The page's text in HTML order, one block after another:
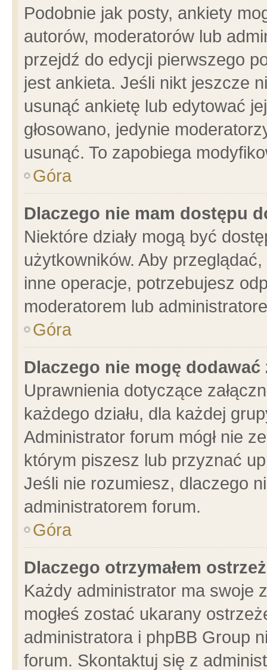
Podobnie jak posty, ankiety
autorów, moderatorów lub
przejdź do edycji pierwszego
jest ankieta. Jeśli nikt jeszcze
usunąć ankietę lub edytować
głosowano, jedynie
usunąć. To zapobiega
Góra
Dlaczego nie mam dostępu
Niektóre działy mogą być
użytkowników. Aby
inne operacje, potrzebujesz
moderatorem lub
Góra
Dlaczego nie mogę dodawać
Uprawnienia dotyczące
każdego działu, dla każdej
Administrator forum mógł nie
którym piszesz lub przyznać
Jeśli nie rozumiesz, dlaczego
administratorem forum.
Góra
Dlaczego otrzymałem
Każdy administrator ma swoje
mogłeś zostać ukarany
administratora i phpBB Group
forum. Skontaktuj się z